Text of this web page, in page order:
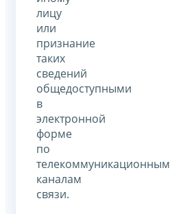
лицу
или
признание
таких
сведений
общедоступными
в
электронной
форме
по
телекоммуникационным
каналам
связи.